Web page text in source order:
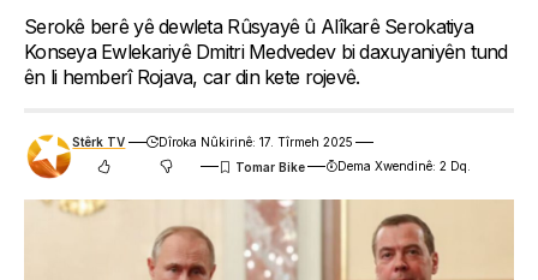
Serokê berê yê dewleta Rûsyayê û Alîkarê Serokatiya
Konseya Ewlekariyê Dmitri Medvedev bi daxuyaniyên tund
ên li hemberî Rojava, car din kete rojevê.
Stêrk TV
Dîroka Nûkirinê: 17. Tîrmeh 2025
Dema Xwendinê: 2 Dq.